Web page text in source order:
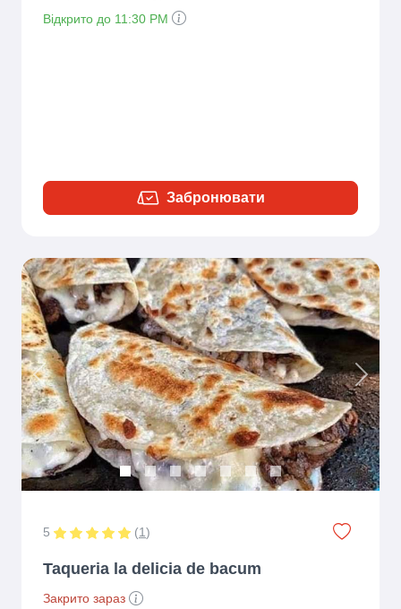
Відкрито до 11:30 PM
Забронювати
Previous Next
5 (1)
Taqueria la delicia de bacum
Закрито зараз